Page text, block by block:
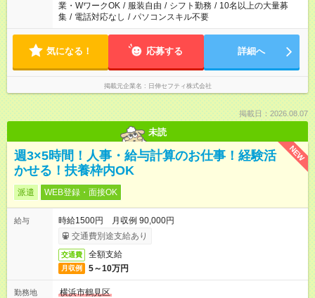
業・WワークOK / 服装自由 / シフト勤務 / 10名以上の大量募
集 / 電話対応なし / パソコンスキル不要
気になる！ 応募する 詳細へ
掲載元企業名 日伸セフティ株式会社
掲載日：2026.08.07
未読
NEW
週3×5時間！人事・給与計算のお仕事！経験活
かせる！扶養枠内OK
派遣 WEB登録・面接OK
給与
時給1500円 月収例 90,000円
交通費別途支給あり
交通費 全額支給
月収例 5～10万円
勤務地
横浜市鶴見区